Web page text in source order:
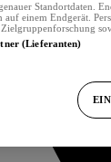
Standortdaten.
einem Endgerät.
(Lieferanten)